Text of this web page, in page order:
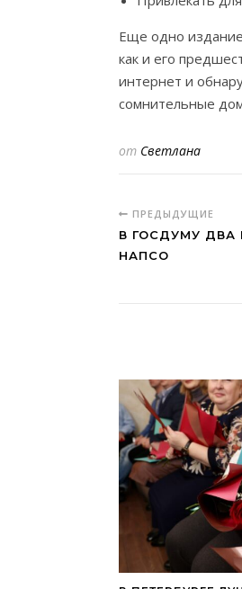
Еще одно
как и его
интернет и
сомнительные
от Светлана
ПРЕДЫДУЩИЕ
В ГОСДУМУ ДВА
НАПСО